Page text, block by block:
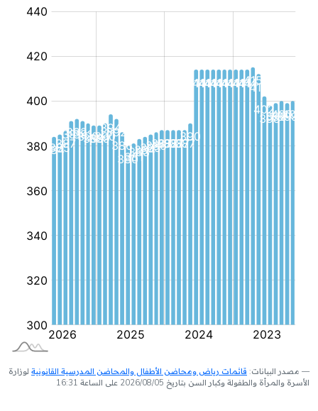
مؤسسة
مصدر البيانات: قائمات رياض ومحاضن الأطفال والمحاضن المدرسية القانونية لوزارة
الأسرة والمرأة والطفولة وكبار السن بتاريخ 2026/08/05 على الساعة 16:31